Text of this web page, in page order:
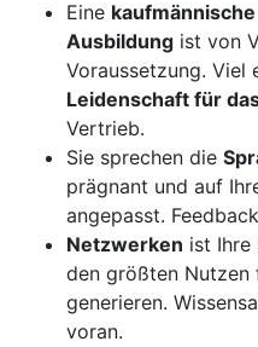
Eine
Ausbildung ist von
Voraussetzung. Viel
Leidenschaft für
Vertrieb.
Sie sprechen die
prägnant und auf
angepasst.
Netzwerken ist Ihre
den größten Nutzen
generieren.
voran.